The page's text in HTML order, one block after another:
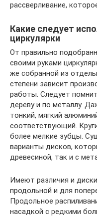
рассверливание,
Какие следует
циркулярки
От правильно
своими руками
же собранной из
степени зависит
работы. Следует
дереву и по металлу.
тонкий, мягкий
соответствующий.
более мелкие зубцы.
варианты дисков,
древесиной, так и с
Имеют различия и
продольной и для
Продольное
насадкой с редкими